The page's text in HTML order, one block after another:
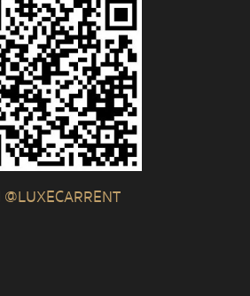
@LUXECARRENT